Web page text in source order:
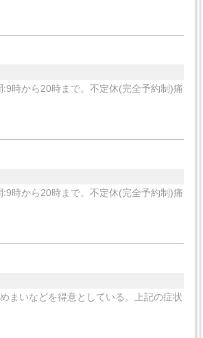
時から20時まで。不定休(完全予約制)痛
時から20時まで。不定休(完全予約制)痛
まいなどを得意としている。上記の症状